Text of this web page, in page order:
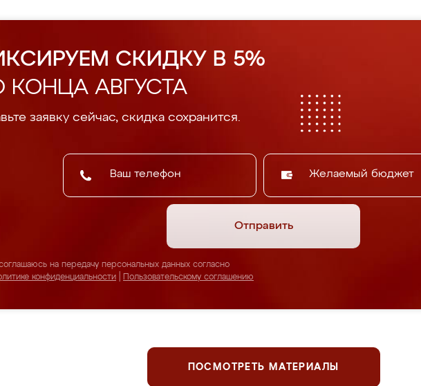
СКИДКУ В 5%
КОНЦА АВГУСТА
заявку сейчас, скидка сохранится.
Желаемый бюджет
Отправить
на передачу персональных данных согласно
конфиденциальности
Пользовательскому соглашению
ПОСМОТРЕТЬ МАТЕРИАЛЫ